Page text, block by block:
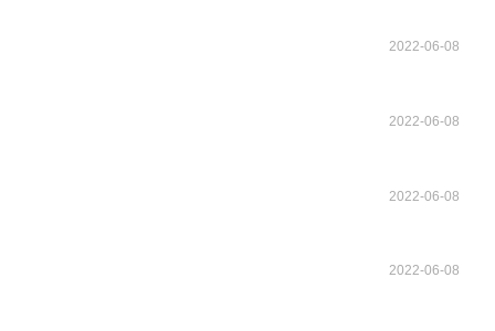
2022-06-08
2022-06-08
2022-06-08
2022-06-08